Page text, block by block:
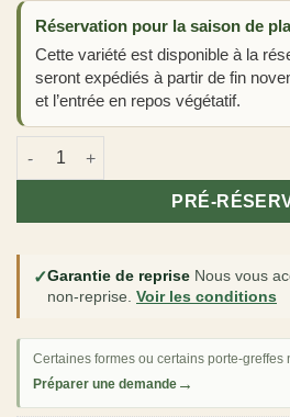
Réservation pour la saison de
Cette variété est disponible à la
seront expédiés à partir de fin
et l’entrée en repos végétatif.
quantité de Nashi-poire 'Shin Li'
PRÉ-
✓Garantie de reprise Nous vous
non-reprise. Voir les conditions
Certaines formes ou certains porte-
Préparer une demande →